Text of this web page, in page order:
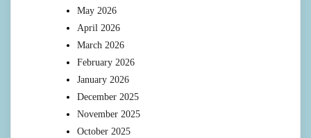
May 2026
April 2026
March 2026
February 2026
January 2026
December 2025
November 2025
October 2025